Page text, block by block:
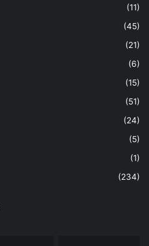
(11)
(45)
(21)
(6)
(15)
(51)
(24)
(5)
(1)
(234)